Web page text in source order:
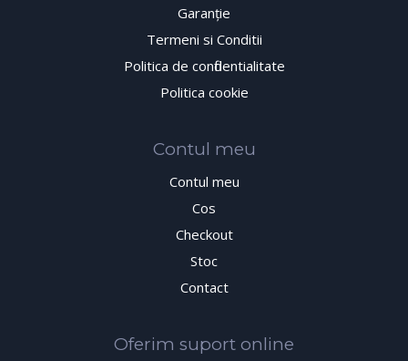
Garanţie
Termeni si Conditii
Politica de confidentialitate
Politica cookie
Contul meu
Contul meu
Cos
Checkout
Stoc
Contact
Oferim suport online